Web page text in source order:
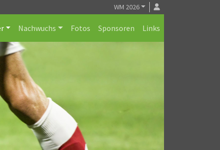
WM 2026
Nachwuchs Fotos Sponsoren Links